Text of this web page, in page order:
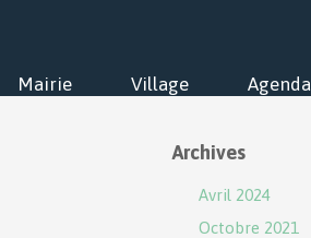
Mairie Village Agenda
Archives
Avril 2024
Octobre 2021